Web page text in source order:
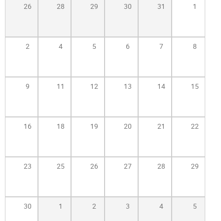
26 28 29 30 31 1
2 4 5 6 7 8
9 11 12 13 14 15
16 18 19 20 21 22
23 25 26 27 28 29
30 1 2 3 4 5